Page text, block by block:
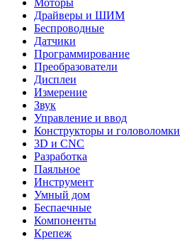
Моторы
Драйверы и ШИМ
Беспроводные
Датчики
Программирование
Преобразователи
Дисплеи
Измерение
Звук
Управление и ввод
Конструкторы и головоломки
3D и CNC
Разработка
Паяльное
Инструмент
Умный дом
Беспаечные
Компоненты
Крепеж